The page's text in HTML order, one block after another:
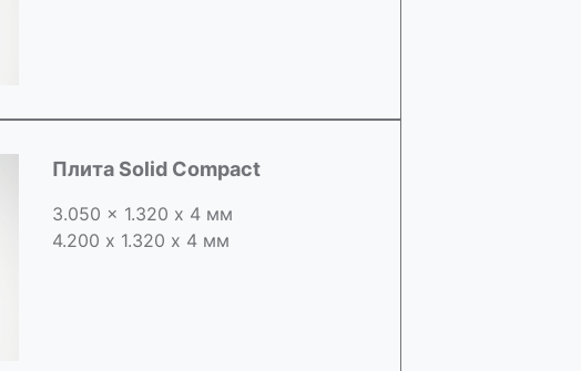
Плита Solid Compact
3.050 x 1.320 х 4 мм
4.200 x 1.320 х 4 мм